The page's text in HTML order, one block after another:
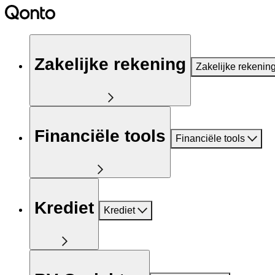
Zakelijke rekening Zakelijke
Financiële tools Financiële tools
Krediet Krediet